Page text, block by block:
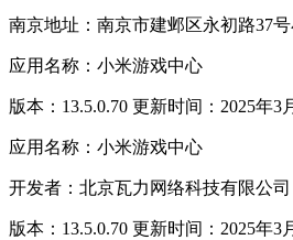
南京地址：南京市建邺区永初路37
应用名称：小米游戏中心
版本：13.5.0.70 更新时间：2025年3
应用名称：小米游戏中心
开发者：北京瓦力网络科技有限公司
版本：13.5.0.70 更新时间：2025年3